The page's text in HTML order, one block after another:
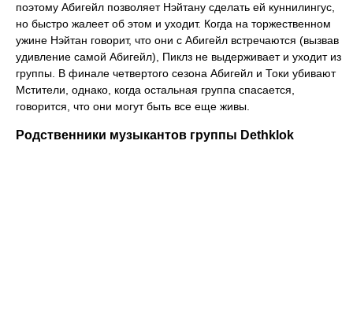
поэтому Абигейл позволяет Нэйтану сделать ей куннилингус,
но быстро жалеет об этом и уходит. Когда на торжественном
ужине Нэйтан говорит, что они с Абигейл встречаются (вызвав
удивление самой Абигейл), Пиклз не выдерживает и уходит из
группы. В финале четвертого сезона Абигейл и Токи убивают
Мстители, однако, когда остальная группа спасается,
говорится, что они могут быть все еще живы.
Родственники музыкантов группы Dethklok